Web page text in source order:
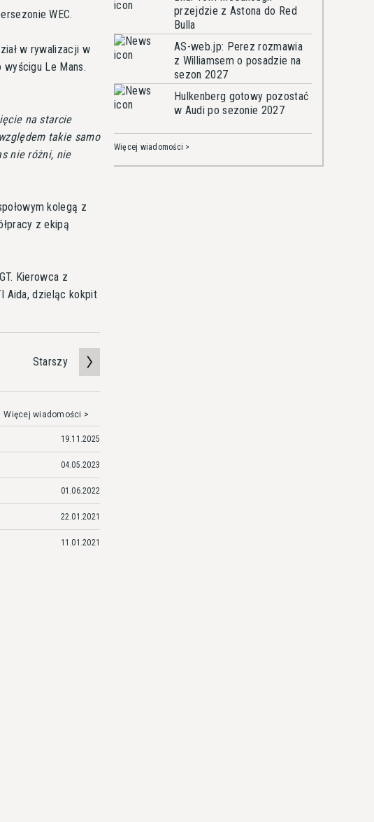
WEC.
w rywalizacji w
Le Mans.
na starcie
takie samo
nie różni, nie
kolegą z
z ekipą
Kierowca z
Aida, dzieląc kokpit
Starszy
Więcej wiadomości >
19.11.2025
04.05.2023
01.06.2022
22.01.2021
11.01.2021
przejdzie z Astona do Red
Bulla
AS-web.jp: Perez rozmawia
z Williamsem o posadzie na
sezon 2027
Hulkenberg gotowy pozostać
w Audi po sezonie 2027
Więcej wiadomości >